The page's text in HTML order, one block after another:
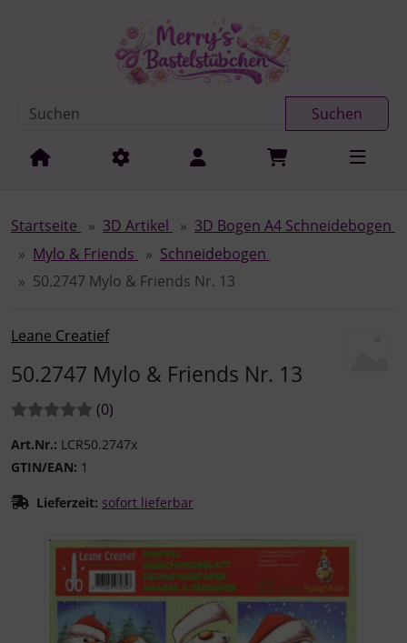
Springe zur Navigation
Suchen
Startseite 3D Artikel
3D Bogen A4 Schneidebogen
Mylo & Friends
Schneidebogen
50.2747 Mylo & Friends Nr. 13
Leane Creatief
50.2747 Mylo & Friends Nr. 13
Bewertungen:
(0Bewertungen
)
Art.Nr.: LCR50.2747x
GTIN/EAN: 1
Lieferzeit: sofort lieferbar
Wenn mehr als ein Produktbild existiert, können Sie die